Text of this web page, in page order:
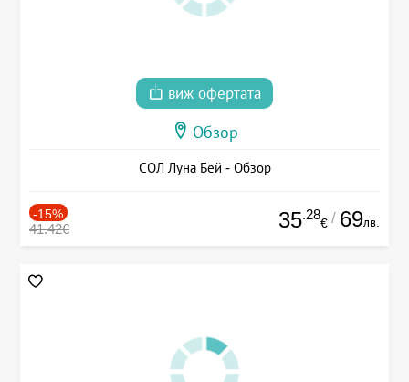
виж офертата
Обзор
СОЛ Луна Бей - Обзор
-15%
41.42€ 35.28
€ / 69лв.